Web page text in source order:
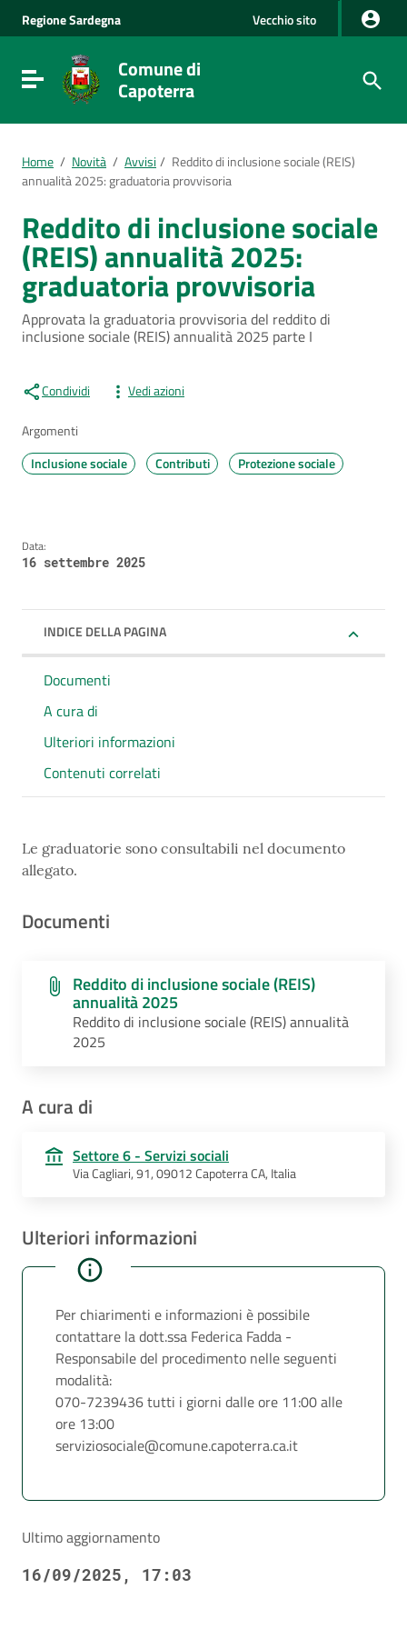
Vai alla navigazione del sito
Vai al Footer
RegioneSardegna Vecchio sito
Visualizza/nascondi menu di navigazione
Comune di
Capoterra
Home / Novità / Avvisi / Reddito di inclusione sociale (REIS)
annualità 2025: graduatoria provvisoria
Reddito di inclusione sociale
(REIS) annualità 2025:
graduatoria provvisoria
Approvata la graduatoria provvisoria del reddito di
inclusione sociale (REIS) annualità 2025 parte I
Condividi Vedi azioni
Argomenti
Inclusione sociale
Contributi Protezione sociale
Data:
16 settembre 2025
INDICE DELLA PAGINA
Documenti
A cura di
Ulteriori informazioni
Contenuti correlati
Le graduatorie sono consultabili nel documento
allegato.
Documenti
Reddito di inclusione sociale (REIS)
annualità 2025
Reddito di inclusione sociale (REIS) annualità
2025
A cura di
Settore 6 - Servizi sociali
Via Cagliari, 91, 09012 Capoterra CA, Italia
Ulteriori informazioni
Per chiarimenti e informazioni è possibile
contattare la dott.ssa Federica Fadda -
Responsabile del procedimento nelle seguenti
modalità:
070-7239436 tutti i giorni dalle ore 11:00 alle
ore 13:00
serviziosociale@comune.capoterra.ca.it
Ultimo aggiornamento
16/09/2025, 17:03